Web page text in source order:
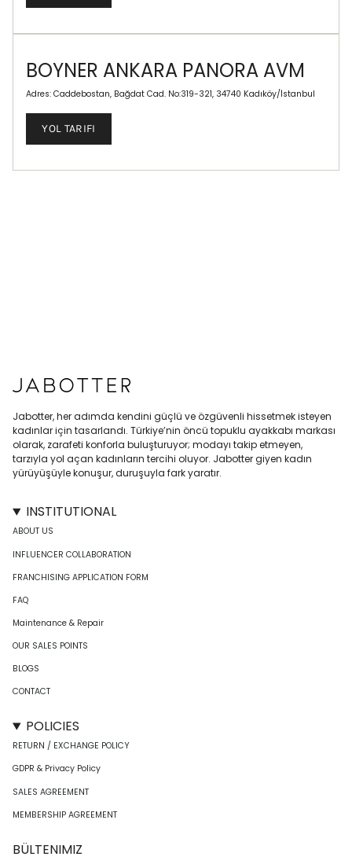
BOYNER ANKARA PANORA AVM
Adres: Caddebostan, Bağdat Cad. No:319-321, 34740 Kadıköy/İstanbul
YOL TARIFI
Jabotter, her adımda kendini güçlü ve özgüvenli hissetmek isteyen
kadınlar için tasarlandı. Türkiye’nin öncü topuklu ayakkabı markası
olarak, zarafeti konforla buluşturuyor; modayı takip etmeyen,
tarzıyla yol açan kadınların tercihi oluyor. Jabotter giyen kadın
yürüyüşüyle konuşur, duruşuyla fark yaratır.
INSTITUTIONAL
ABOUT US
INFLUENCER COLLABORATION
FRANCHISING APPLICATION FORM
FAQ
Maintenance & Repair
OUR SALES POINTS
BLOGS
CONTACT
POLICIES
RETURN / EXCHANGE POLICY
GDPR & Privacy Policy
SALES AGREEMENT
MEMBERSHIP AGREEMENT
BÜLTENIMIZ